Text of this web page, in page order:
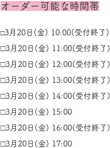
オーダー可能な時間帯
□3月20日(金) 10:00(受付終了)
□3月20日(金) 11:00(受付終了)
□3月20日(金) 12:00(受付終了)
□3月20日(金) 13:00(受付終了)
□3月20日(金) 14:00(受付終了)
□3月20日(金) 15:00
□3月20日(金) 16:00(受付終了)
□3月20日(金) 17:00